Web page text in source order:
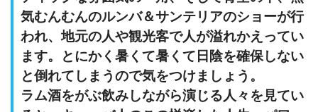
気むんむんのルンバ＆サンテリアのショーが行
われ、地元の人や観光客で人が溢れかえってい
ます。とにかく暑くて暑くて日陰を確保しない
と倒れてしまうので気をつけましょう。
ラム酒をがぶ飲みしながら演じる人々を見てい